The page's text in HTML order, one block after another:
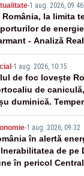
-1 aug. 2026, 09:46
România, la limita
de
- Analiză
-1 aug. 2026, 10:15
de foc lovește
de
duminică.
-1 aug. 2026, 09:32
în alertă
de pe
în pericol